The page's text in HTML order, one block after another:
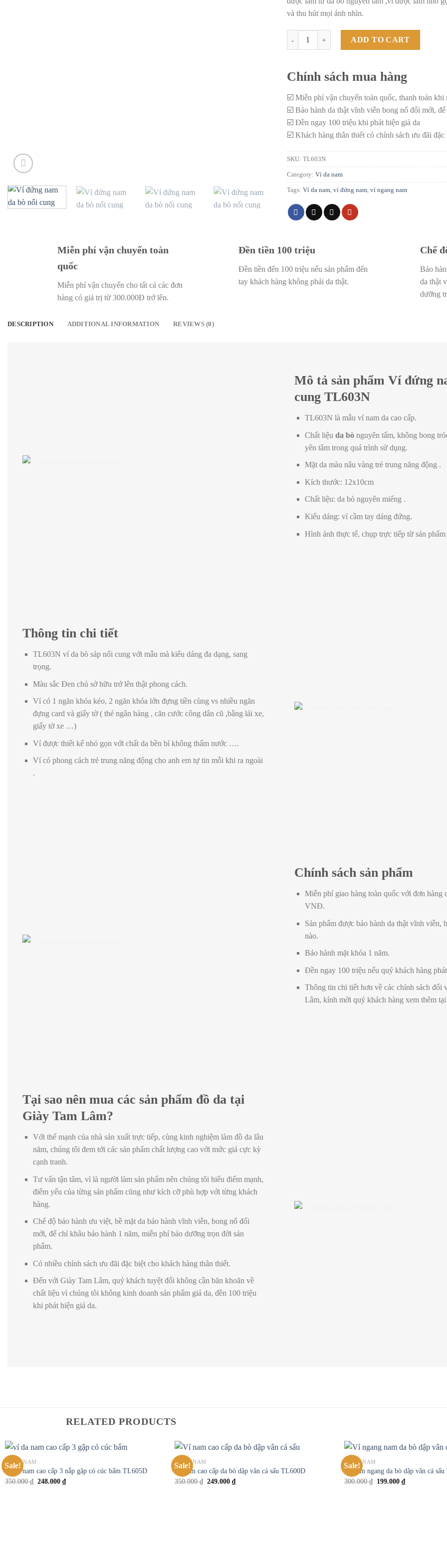
và thu hút mọi ánh nhìn.
ADD TO CART
Chính sách mua hàng
☑️ Miễn phí vận chuyển toàn quốc, thanh toán khi
☑️ Bảo hành da thật vĩnh viễn bong nổ đổi mới,
☑️ Đền ngay 100 triệu khi phát hiện giả da
☑️ Khách hàng thân thiết có chính sách ưu đãi đặc
SKU: TL603N
Category: Ví da nam
Tags: Ví da nam, ví đứng nam, ví ngang nam
Miễn phí vận chuyển toàn
quốc
Miễn phí vận chuyển cho tất cả các đơn
hàng có giá trị từ 300.000Đ trở lên.
Đền tiền 100 triệu
Đền tiền đến 100 triệu nếu sản phẩm đến
tay khách hàng không phải da thật.
Chế
Bảo
da thật
dưỡng
DESCRIPTION ADDITIONAL INFORMATION REVIEWS (0)
Mô tả sản phẩm Ví đứng
cung TL603N
TL603N là mẫu ví nam da cao cấp.
Chất liệu da bònguyên tấm, không bong
yên tâm trong quá trình sử dụng.
Mặt da màu nâu vàng trẻ trung năng động .
Kích thước: 12x10cm
Chất liệu: da bò nguyên miếng .
Kiểu dáng: ví cầm tay dáng đứng.
Hình ảnh thực tế, chụp trực tiếp từ sản
Thông tin chi tiết
TL603N ví da bò sáp nối cung với mẫu mà kiểu dáng đa dạng, sang
trọng.
Màu sắc Đen chủ sở hữu trở lên thật phong cách.
Ví có 1 ngăn khóa kéo, 2 ngăn khóa lớn đựng tiền cùng vs nhiều ngăn
đựng card và giấy tờ ( thẻ ngân hàng , căn cước công dân cũ ,bằng lái xe,
giấy tờ xe …)
Ví được thiết kế nhỏ gọn với chất da bền bỉ không thấm nước ….
Ví có phong cách trẻ trung năng động cho anh em tự tin mỗi khi ra ngoài
.
Chính sách sản phẩm
Miễn phí giao hàng toàn quốc với đơn hàng
VNĐ.
Sản phẩm được bảo hành da thật vĩnh viễn,
nào.
Bảo hành mặt khóa 1 năm.
Đền ngay 100 triệu nếu quý khách hàng
Thông tin chi tiết hơn về các chính sách đối
Lâm, kính mời quý khách hàng xem thêm tại
Tại sao nên mua các sản phẩm đồ da tại
Giày Tam Lâm?
Với thế mạnh của nhà sản xuất trực tiếp, cùng kinh nghiệm làm đồ da lâu
năm, chúng tôi đem tới các sản phẩm chất lượng cao với mức giá cực kỳ
cạnh tranh.
Tư vấn tận tâm, vì là người làm sản phẩm nên chúng tôi hiểu điểm mạnh,
điểm yếu của từng sản phẩm cũng như kích cỡ phù hợp với từng khách
hàng.
Chế độ bảo hành ưu việt, bề mặt da bảo hành vĩnh viễn, bong nổ đổi
mới, đế chỉ khâu bảo hành 1 năm, miễn phí bảo dưỡng trọn đời sản
phẩm.
Có nhiều chính sách ưu đãi đặc biệt cho khách hàng thân thiết.
Đến với Giày Tam Lâm, quý khách tuyệt đối không cần băn khoăn về
chất liệu vì chúng tôi không kinh doanh sản phẩm giả da, đền 100 triệu
khi phát hiện giả da.
RELATED PRODUCTS
Sale!
Add to
wishlist
VÍ DA NAM
Ví da nam cao cấp 3 nắp gập có cúc bấm TL605D
350.000₫ 248.000₫
Sale!
VÍ DA NAM
Ví nam cao cấp da bò dập vân cá sấu TL600D
350.000₫ 249.000₫
Sale!
VÍ DA NAM
Ví nam ngang da bò dập vân cá
300.000₫ 199.000₫